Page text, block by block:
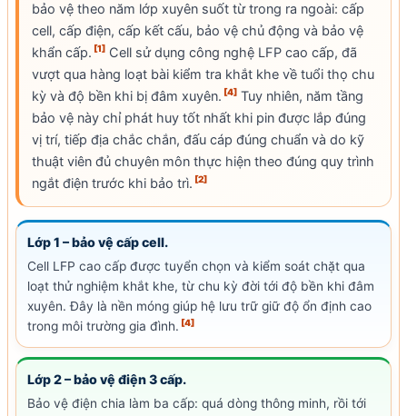
bảo vệ theo năm lớp xuyên suốt từ trong ra ngoài: cấp
cell, cấp điện, cấp kết cấu, bảo vệ chủ động và bảo vệ
khẩn cấp. [1] Cell sử dụng công nghệ LFP cao cấp, đã
vượt qua hàng loạt bài kiểm tra khắt khe về tuổi thọ chu
kỳ và độ bền khi bị đâm xuyên. [4] Tuy nhiên, năm tầng
bảo vệ này chỉ phát huy tốt nhất khi pin được lắp đúng
vị trí, tiếp địa chắc chắn, đấu cáp đúng chuẩn và do kỹ
thuật viên đủ chuyên môn thực hiện theo đúng quy trình
ngắt điện trước khi bảo trì. [2]
Lớp 1 – bảo vệ cấpcell.
Cell LFP cao cấp được tuyển chọn và kiểm soát chặt qua
loạt thử nghiệm khắt khe, từ chu kỳ đời tới độ bền khi đâm
xuyên. Đây là nền móng giúp hệ lưu trữ giữ độ ổn định cao
trong môi trường gia đình. [4]
Lớp 2 – bảo vệ điện 3 cấp.
Bảo vệ điện chia làm ba cấp: quá dòng thông minh, rồi tới